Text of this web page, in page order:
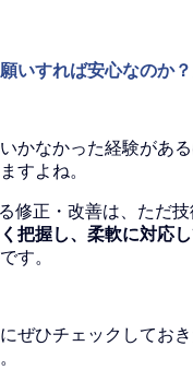
いすれば安心なのか？
かなかった経験があ
すよね。
修正・改善は、ただ
把握し、柔軟に対応
す。
ぜひチェックしてお